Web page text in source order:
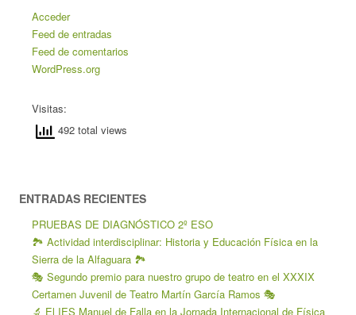
Acceder
Feed de entradas
Feed de comentarios
WordPress.org
Visitas:
492 total views
ENTRADAS RECIENTES
PRUEBAS DE DIAGNÓSTICO 2º ESO
🏞️ Actividad interdisciplinar: Historia y Educación Física en la
Sierra de la Alfaguara 🏞️
🎭 Segundo premio para nuestro grupo de teatro en el XXXIX
Certamen Juvenil de Teatro Martín García Ramos 🎭
🔬 El IES Manuel de Falla en la Jornada Internacional de Física